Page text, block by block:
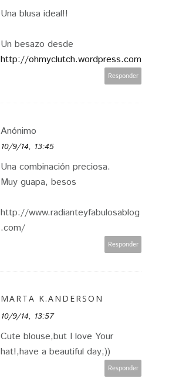
Una blusa ideal!!
Un besazo desde
http://ohmyclutch.wordpress.com
Responder
Anónimo
10/9/14, 13:45
Una combinación preciosa.
Muy guapa, besos
http://www.radianteyfabulosablog
.com/
Responder
MARTA K.ANDERSON
10/9/14, 13:57
Cute blouse,but I love Your
hat!,have a beautiful day;))
Responder